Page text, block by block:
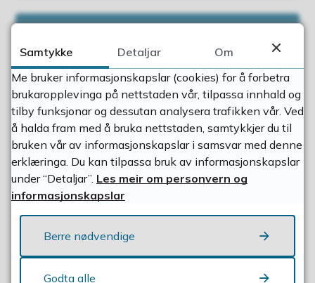
Kunnskapsprøve i alkohollova
Etablerarprøve for serveringsverksemd
Fann du det du leita etter?
Samtykke Detaljar
Om
Me bruker informasjonskapslar (cookies) for å forbetra
brukaropplevinga på nettstaden vår, tilpassa innhald og
tilby funksjonar og dessutan analysera trafikken vår. Ved
å halda fram med å bruka nettstaden, samtykkjer du til
bruken vår av informasjonskapslar i samsvar med denne
erklæringa. Du kan tilpassa bruk av informasjonskapslar
under “Detaljar”. Les meir om personvern og
informasjonskapslar
Berre nødvendige
Godta alle